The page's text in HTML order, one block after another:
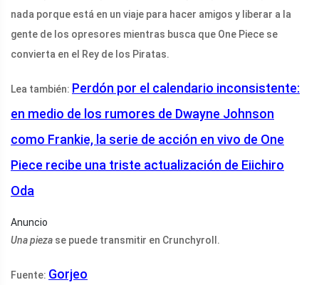
nada porque está en un viaje para hacer amigos y liberar a la
gente de los opresores mientras busca que One Piece se
convierta en el Rey de los Piratas.
Lea también: Perdón por el calendario inconsistente:
en medio de los rumores de Dwayne Johnson
como Frankie, la serie de acción en vivo de One
Piece recibe una triste actualización de Eiichiro
Oda
Anuncio
Una pieza se puede transmitir en Crunchyroll.
Fuente: Gorjeo